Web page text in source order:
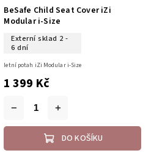
BeSafe Child Seat Cover iZi
Modular i-Size
Externí sklad 2 -
6 dní
1 399 Kč
DO KOŠÍKU
letní potah iZi Modular i-Size